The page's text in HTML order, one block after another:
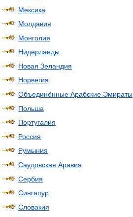
Мексика
Молдавия
Монголия
Нидерланды
Новая Зеландия
Норвегия
Объединённые Арабские Эмираты
Польша
Португалия
Россия
Румыния
Саудовская Аравия
Сербия
Сингапур
Словакия